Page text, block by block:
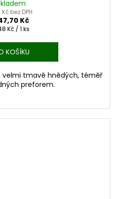
bez DPH
Kč
Kč / 1 ks
KOŠÍKU
velmi tmavě hnědých, téměř
preforem.